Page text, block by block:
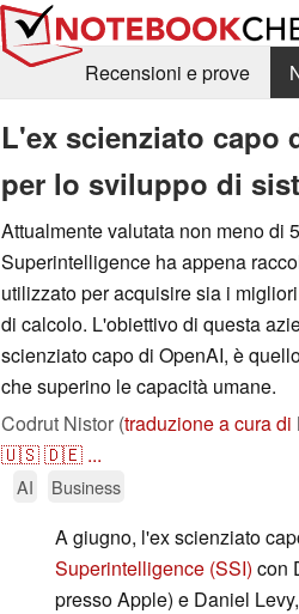
Recensioni e prove
L'ex scienziato capo
per lo sviluppo di
Attualmente valutata non meno di
Superintelligence ha appena
utilizzato per acquisire sia i
di calcolo. L'obiettivo di questa
scienziato capo di OpenAI, è
che superino le capacità umane.
Codrut Nistor (traduzione a cura di
🇺🇸🇩🇪 ...
AI Business
A giugno, l'ex scienziato
Superintelligence (SSI) con
presso Apple) e Daniel